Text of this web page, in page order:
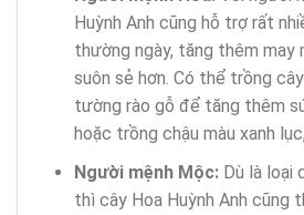
Huỳnh Anh cũng hỗ trợ rất
thường ngày, tăng thêm may
suôn sẻ hơn. Có thể trồng
tường rào gỗ để tăng thêm
hoặc trồng chậu màu xanh
Người mệnh Mộc:Dù là loại
thì cây Hoa Huỳnh Anh cũng